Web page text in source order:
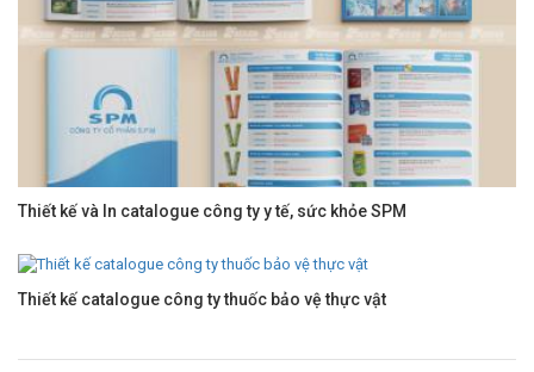
Thiết kế và In catalogue công ty y tế, sức khỏe SPM
Thiết kế catalogue công ty thuốc bảo vệ thực vật